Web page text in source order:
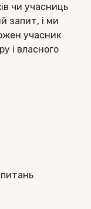
чи учасниць
запит, і ми
учасник
і власного